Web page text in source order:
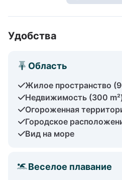
Удобства
Область
Жилое пространство
Недвижимость (300
Огороженная
Городское
Вид на море
Веселое плавание